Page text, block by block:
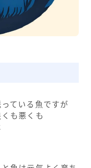
ている魚ですが
も悪くも